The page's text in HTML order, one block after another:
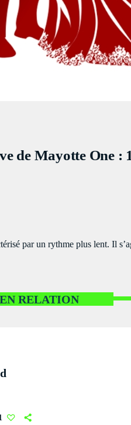
de Mayotte One :
par un rythme plus lent. Il
RELATION